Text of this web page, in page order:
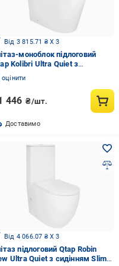
Від 3 815.71 ₴ X 3
моноблок підлоговий
Kolibri Ultra Quiet з
Slim Duroplast/Soft-
Quick Release
оцінити
446 ₴/шт.
Доставимо
Від 4 066.07 ₴ X 3
підлоговий Qtap Robin
Ultra Quiet з сидінням Slim